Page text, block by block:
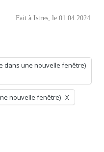
Fait à Istres, le 01.04.2024
dans une nouvelle fenêtre)
nouvelle fenêtre) X